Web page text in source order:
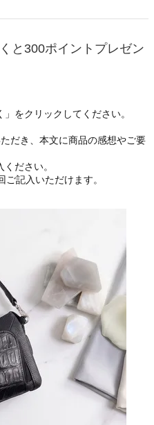
と300ポイントプレゼン
をクリックしてください。
だき、本文に商品の感想やご要
ださい。
記入いただけます。